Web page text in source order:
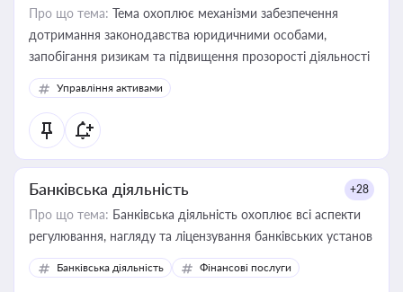
Про що тема: Тема охоплює механізми забезпечення
дотримання законодавства юридичними особами,
запобігання ризикам та підвищення прозорості діяльності
Управління активами
Банківська діяльність +28
Про що тема: Банківська діяльність охоплює всі аспекти
регулювання, нагляду та ліцензування банківських установ
Банківська діяльність Фінансові послуги